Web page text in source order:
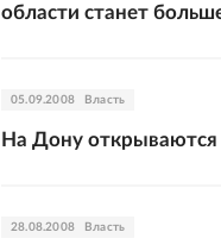
области станет
05.09.2008 Власть
На Дону
28.08.2008 Власть